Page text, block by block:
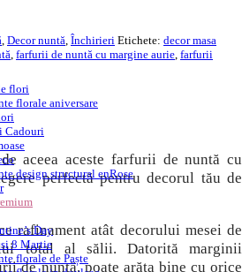
flori
florale aniversare
Cadouri
design structural enRose
Day
8 Martie
florale de Paște
Decor nuntă Închirieri Etichete: decor masa
farfurii de nuntă cu margine aurie farfurii
aceea aceste farfurii de nuntă cu
perfectă pentru decorul tău de
rafinament atât decorului mesei de
total al sălii. Datorită marginii
de nuntă, poate arăta bine cu orice